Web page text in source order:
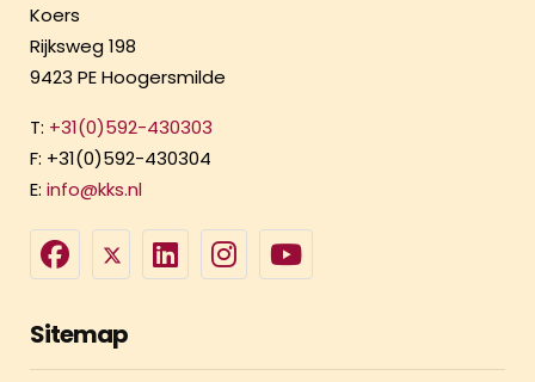
Koers
Rijksweg 198
9423 PE Hoogersmilde
T: +31(0)592-430303
F: +31(0)592-430304
E: info@kks.nl
Sitemap